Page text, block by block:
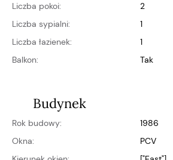
Liczba pokoi:
2
Liczba sypialni:
1
Liczba łazienek:
1
Balkon:
Tak
Budynek
Rok budowy:
1986
Okna:
PCV